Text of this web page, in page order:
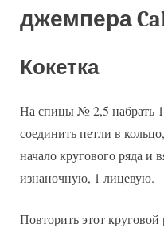
джемпера
Кокетка
На спицы № 2,5 набрать
соединить петли в
начало кругового ряда и
изнаночную, 1 лицевую.
Повторить этот круговой